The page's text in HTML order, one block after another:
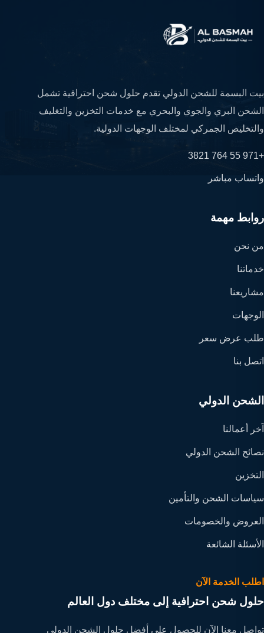
بيت البسمة للشحن الدولي تقدم حلول شحن احترافية تشمل
الشحن البري والجوي والبحري مع خدمات التخزين والتغليف
والتخليص الجمركي لمختلف الوجهات الدولية.
+971 55 764 3821
واتساب مباشر
روابط مهمة
من نحن
خدماتنا
مشاريعنا
الوجهات
طلب عرض سعر
اتصل بنا
الشحن الدولي
آخر أعمالنا
نصائح الشحن الدولي
التخزين
سياسات الشحن والتأمين
العروض والخصومات
الأسئلة الشائعة
اطلب الخدمة الآن
حلول شحن احترافية إلى مختلف دول العالم
تواصل معنا الآن للحصول على أفضل حلول الشحن الدولي